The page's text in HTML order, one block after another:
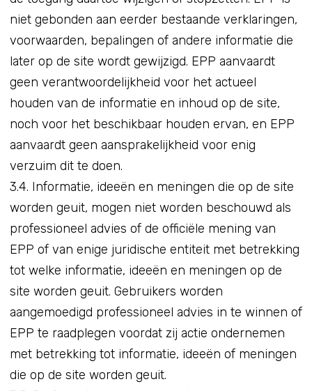
niet gebonden aan eerder bestaande verklaringen,
voorwaarden, bepalingen of andere informatie die
later op de site wordt gewijzigd. EPP aanvaardt
geen verantwoordelijkheid voor het actueel
houden van de informatie en inhoud op de site,
noch voor het beschikbaar houden ervan, en EPP
aanvaardt geen aansprakelijkheid voor enig
verzuim dit te doen.
3.4. Informatie, ideeën en meningen die op de site
worden geuit, mogen niet worden beschouwd als
professioneel advies of de officiële mening van
EPP of van enige juridische entiteit met betrekking
tot welke informatie, ideeën en meningen op de
site worden geuit. Gebruikers worden
aangemoedigd professioneel advies in te winnen of
EPP te raadplegen voordat zij actie ondernemen
met betrekking tot informatie, ideeën of meningen
die op de site worden geuit.